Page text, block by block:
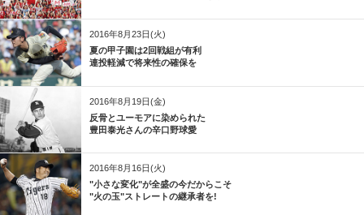
2016年8月23日(火)
夏の甲子園は2回戦組が有利
連投軽減で将来性の確保を
2016年8月19日(金)
反骨とユーモアに染められた
豊田泰光さんの辛口野球愛
2016年8月16日(火)
"小さな変化"が全盛の今だからこそ
"火の玉"ストレートの継承者を!